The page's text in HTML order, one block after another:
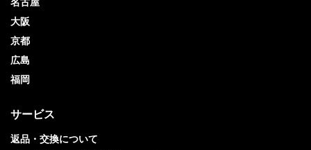
大阪
京都
広島
福岡
サービス
返品・交換について